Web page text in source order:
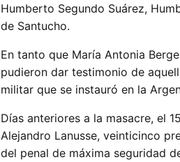
Humberto Segundo Suárez,
de Santucho.
En tanto que María Antonia
pudieron dar testimonio de
militar que se instauró en la
Días anteriores a la masacre, el
Alejandro Lanusse, veinticinco
del penal de máxima seguridad